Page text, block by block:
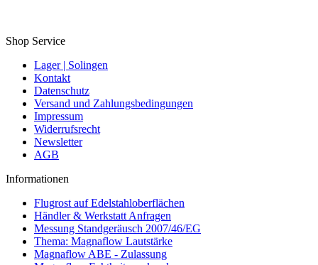
Shop Service
Lager | Solingen
Kontakt
Datenschutz
Versand und Zahlungsbedingungen
Impressum
Widerrufsrecht
Newsletter
AGB
Informationen
Flugrost auf Edelstahloberflächen
Händler & Werkstatt Anfragen
Messung Standgeräusch 2007/46/EG
Thema: Magnaflow Lautstärke
Magnaflow ABE - Zulassung